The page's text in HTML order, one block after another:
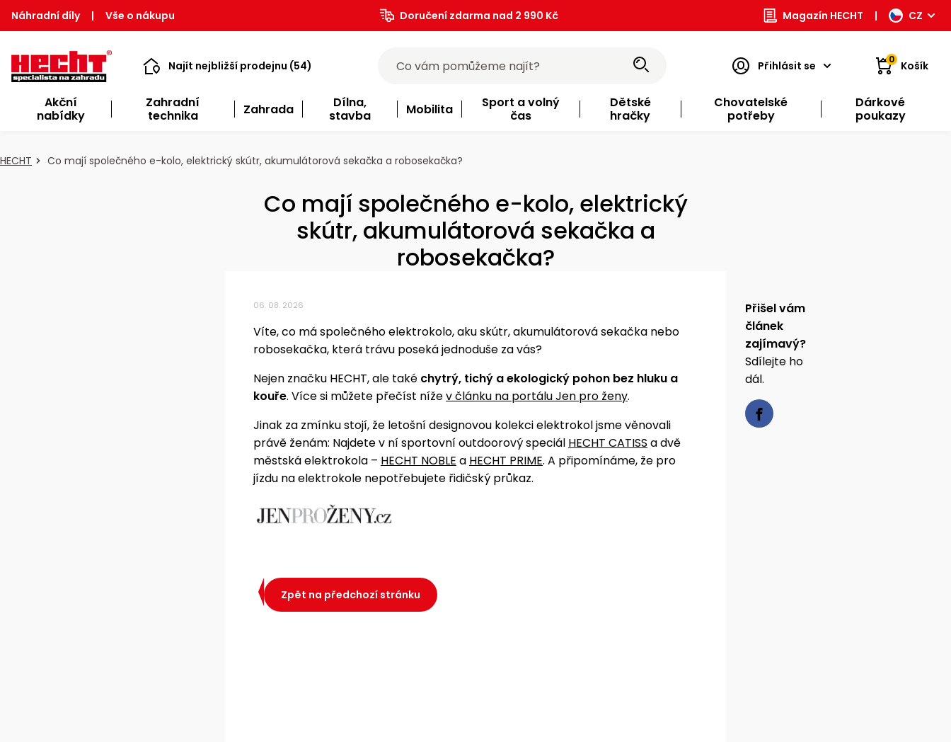
Náhradní díly | Vše o nákupu Doručení zdarma nad 2 990 Kč Magazín HECHT | CZ
Najít nejbližší prodejnu (54) Přihlásit se 0 Košík
Akční
nabídky
Zahradní
technika
Zahrada
Dílna,
stavba
Mobilita
Sport a volný
čas
Dětské
hračky
Chovatelské
potřeby
Dárkové
poukazy
HECHT Co mají společného e-kolo, elektrický skútr, akumulátorová sekačka a robosekačka?
Co mají společného e-kolo, elektrický
skútr, akumulátorová sekačka a
robosekačka?
06. 08. 2026
Víte, co má společného elektrokolo, aku skútr, akumulátorová sekačka nebo
robosekačka, která trávu poseká jednoduše za vás?
Nejen značku HECHT, ale také chytrý, tichý a ekologický pohon bez hluku a
kouře. Více si můžete přečíst nížev článku na portálu Jen pro ženy.
Jinak za zmínku stojí, že letošní designovou kolekci elektrokol jsme věnovali
právě ženám: Najdete v ní sportovní outdoorový speciál HECHT CATISS a dvě
městská elektrokola – HECHT NOBLE a HECHT PRIME. A připomínáme, že pro
jízdu na elektrokole nepotřebujete řidičský průkaz.
Zpět na předchozí stránku
Přišel vám
článek
zajímavý?
Sdílejte ho
dál.